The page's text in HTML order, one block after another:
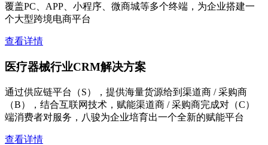
覆盖PC、APP、小程序、微商城等多个终端，为企业搭建一
个大型跨境电商平台
查看详情
医疗器械行业CRM解决方案
通过供应链平台（S），提供海量货源给到渠道商 / 采购商
（B），结合互联网技术，赋能渠道商 / 采购商完成对（C）
端消费者对服务，八骏为企业培育出一个全新的赋能平台
查看详情